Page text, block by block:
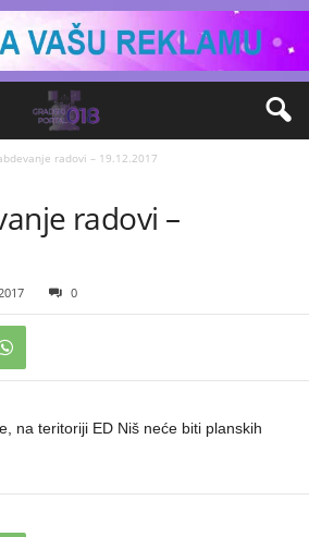
radovi – 19.12.2017
radovi –
0
na teritoriji ED Niš neće biti planskih